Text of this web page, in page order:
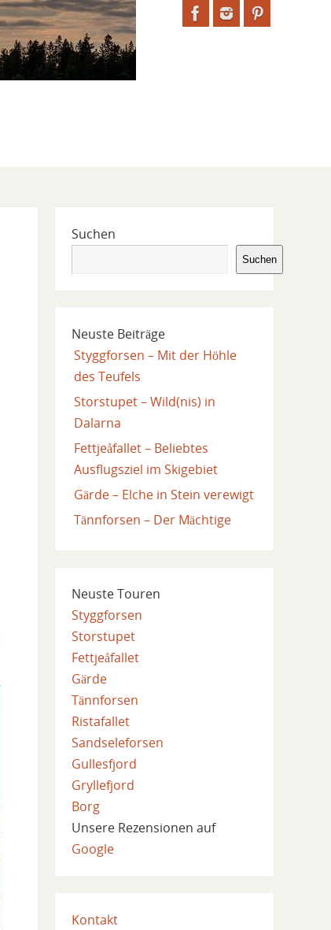
Suchen
Suchen
Neuste Beiträge
Styggforsen – Mit der Höhle
des Teufels
Storstupet – Wild(nis) in
Dalarna
Fettjeåfallet – Beliebtes
Ausflugsziel im Skigebiet
Gärde – Elche in Stein verewigt
Tännforsen – Der Mächtige
Neuste Touren
Styggforsen
Storstupet
Fettjeåfallet
Gärde
Tännforsen
Ristafallet
Sandseleforsen
Gullesfjord
Gryllefjord
Borg
Unsere Rezensionen auf
Google
Kontakt